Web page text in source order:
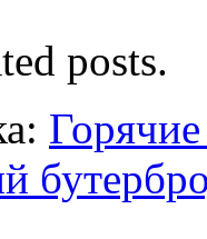
posts.